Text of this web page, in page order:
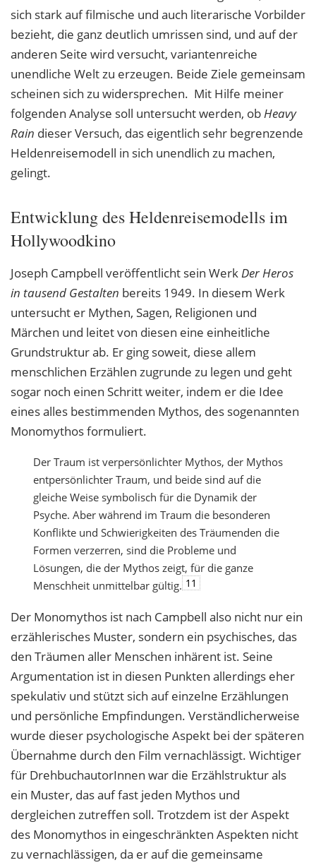
sich stark auf filmische und auch literarische Vorbilder
bezieht, die ganz deutlich umrissen sind, und auf der
anderen Seite wird versucht, variantenreiche
unendliche Welt zu erzeugen. Beide Ziele gemeinsam
scheinen sich zu widersprechen. Mit Hilfe meiner
folgenden Analyse soll untersucht werden, obHeavy
Rain dieser Versuch, das eigentlich sehr begrenzende
Heldenreisemodell in sich unendlich zu machen,
gelingt.
Entwicklung des Heldenreisemodells im
Hollywoodkino
Joseph Campbell veröffentlicht sein WerkDer Heros
in tausend Gestalten bereits 1949. In diesem Werk
untersucht er Mythen, Sagen, Religionen und
Märchen und leitet von diesen eine einheitliche
Grundstruktur ab. Er ging soweit, diese allem
menschlichen Erzählen zugrunde zu legen und geht
sogar noch einen Schritt weiter, indem er die Idee
eines alles bestimmenden Mythos, des sogenannten
Monomythos formuliert.
Der Traum ist verpersönlichter Mythos, der Mythos
entpersönlichter Traum, und beide sind auf die
gleiche Weise symbolisch für die Dynamik der
Psyche. Aber während im Traum die besonderen
Konflikte und Schwierigkeiten des Träumenden die
Formen verzerren, sind die Probleme und
Lösungen, die der Mythos zeigt, für die ganze
Menschheit unmittelbar gültig. 11
Der Monomythos ist nach Campbell also nicht nur ein
erzählerisches Muster, sondern ein psychisches, das
den Träumen aller Menschen inhärent ist. Seine
Argumentation ist in diesen Punkten allerdings eher
spekulativ und stützt sich auf einzelne Erzählungen
und persönliche Empfindungen. Verständlicherweise
wurde dieser psychologische Aspekt bei der späteren
Übernahme durch den Film vernachlässigt. Wichtiger
für DrehbuchautorInnen war die Erzählstruktur als
ein Muster, das auf fast jeden Mythos und
dergleichen zutreffen soll. Trotzdem ist der Aspekt
des Monomythos in eingeschränkten Aspekten nicht
zu vernachlässigen, da er auf die gemeinsame